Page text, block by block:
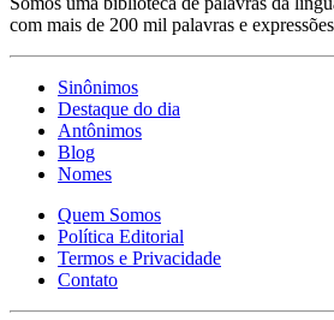
com mais de 200 mil palavras e
Sinônimos
Destaque do dia
Antônimos
Blog
Nomes
Quem Somos
Política Editorial
Termos e Privacidade
Contato